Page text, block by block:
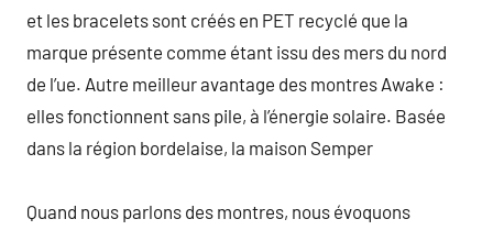
et les bracelets sont créés en PET recyclé que la
marque présente comme étant issu des mers du nord
de l’ue. Autre meilleur avantage des montres Awake :
elles fonctionnent sans pile, à l’énergie solaire. Basée
dans la région bordelaise, la maison Semper
Quand nous parlons des montres, nous évoquons